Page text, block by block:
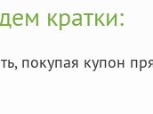
кратки:
покупая купон